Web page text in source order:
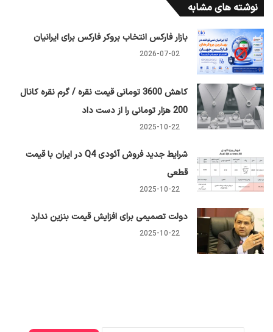
نوشته های مشابه
بازار فارکس انتخاب بروکر فارکس برای ایرانیان
2026-07-02
کاهش 3600 تومانی قیمت نقره / گرم نقره کانال
200 هزار تومانی را از دست داد
2025-10-22
شرایط جدید فروش آئودی Q4 در ایران با قیمت
قطعی
2025-10-22
دولت تصمیمی برای افزایش قیمت بنزین ندارد
2025-10-22